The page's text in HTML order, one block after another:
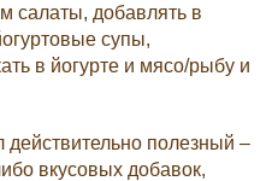
салаты, добавлять в
супы,
в йогурте и мясо/рыбу и
действительно полезный –
вкусовых добавок,